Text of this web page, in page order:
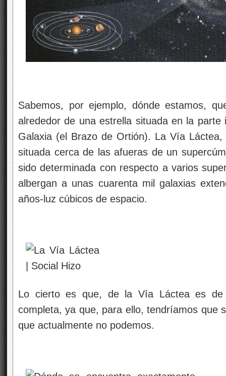
Sabemos, por ejemplo, dónde estamos,
alrededor de una estrella situada en la
Galaxia (el Brazo de Ortión). La Vía
situada cerca de las afueras de un
sido determinada con respecto a varios
albergan a unas cuarenta mil galaxias
años-luz cúbicos de espacio.
Lo cierto es que, de la Vía Láctea es
completa, ya que, para ello, tendríamos que
que actualmente no podemos.